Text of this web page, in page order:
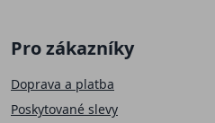
Pro zákazníky
Doprava a platba
Poskytované slevy